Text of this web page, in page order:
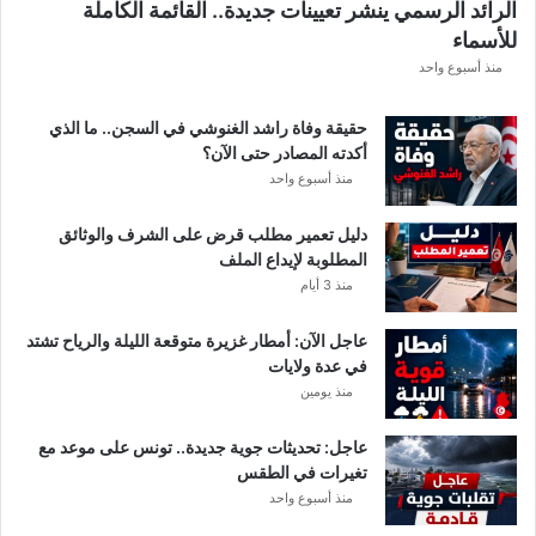
الرائد الرسمي ينشر تعيينات جديدة.. القائمة الكاملة
للأسماء
منذ أسبوع واحد
حقيقة وفاة راشد الغنوشي في السجن.. ما الذي
أكدته المصادر حتى الآن؟
منذ أسبوع واحد
دليل تعمير مطلب قرض على الشرف والوثائق
المطلوبة لإيداع الملف
منذ 3 أيام
عاجل الآن: أمطار غزيرة متوقعة الليلة والرياح تشتد
في عدة ولايات
منذ يومين
عاجل: تحديثات جوية جديدة.. تونس على موعد مع
تغيرات في الطقس
منذ أسبوع واحد